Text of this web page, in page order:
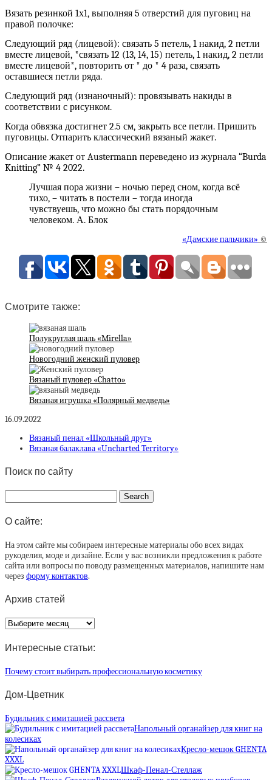
Вязать резинкой 1х1, выполняя 5 отверстий для пуговиц на
правой полочке:
Следующий ряд (лицевой): связать 5 петель, 1 накид, 2 петли
вместе лицевой, *связать 12 (13, 14, 15) петель, 1 накид, 2 петли
вместе лицевой*, повторить от * до * 4 раза, связать
оставшиеся петли ряда.
Следующий ряд (изнаночный): провязывать накиды в
соответствии с рисунком.
Когда обвязка достигнет 2.5 см, закрыть все петли. Пришить
пуговицы. Отпарить классический вязаный жакет.
Описание жакет от Austermann переведено из журнала “Burda
Knitting” № 4 2022.
Лучшая пора жизни – ночью перед сном, когда всё
тихо, – читать в постели – тогда иногда
чувствуешь, что можно бы стать порядочным
человеком. А. Блок
«Дамские пальчики» ©
Смотрите также:
Полукруглая шаль «Mirella»
Новогодний женский пуловер
Вязаный пуловер «Chatto»
Вязаная игрушка «Полярный медведь»
16.09.2022
Вязаный пенал «Школьный друг»
Вязаная балаклава «Uncharted Territory»
Поиск по сайту
О сайте:
На этом сайте мы собираем интересные материалы обо всех видах
рукоделия, моде и дизайне. Если у вас возникли предложения к работе
сайта или вопросы по поводу размещенных материалов, напишите нам
через форму контактов.
Архив статей
Архив
статей
Интересные статьи:
Почему стоит выбирать профессиональную косметику
Дом-Цветник
Будильник с имитацией рассвета
Напольный органайзер для книг на
колесиках
Кресло-мешок GHENTA
XXXL
Шкаф-Пенал-Стеллаж